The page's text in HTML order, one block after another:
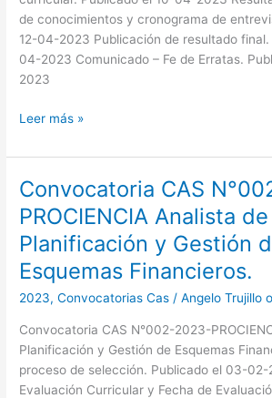
de conocimientos y cronograma de
12-04-2023 Publicación de resultado final.
04-2023 Comunicado – Fe de Erratas.
2023
Esquemas
Financieros.
Leer más »
Convocatoria CAS
PROCIENCIA Analista de
Planificación y Gestión
Esquemas Financieros.
2023,Convocatorias Cas /Angelo Trujillo
Convocatoria CAS N°002-2023-
Planificación y Gestión de Esquemas
proceso de selección. Publicado el 03-02-
Evaluación Curricular y Fecha de
Convocatoria
CAS
N°002-
2023-
PROCIENCIA
Analista
de
Planificación
y
Gestión
de